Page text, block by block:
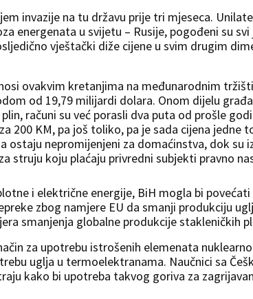
invazije na tu državu prije tri mjeseca.
energenata u svijetu – Rusije, pogođeni su
vještački diže cijene u svim drugim
ovakvim kretanjima na međunarodnim
od 19,79 milijardi dolara. Onom dijelu
računi su već porasli dva puta od prošle
200 KM, pa još toliko, pa je sada cijena jedne
ostaju nepromijenjeni za domaćinstva, dok su
struju koju plaćaju privredni subjekti pravno
i električne energije, BiH mogla bi povećati
zbog namjere EU da smanji produkciju
smanjenja globalne produkcije stakleničkih
za upotrebu istrošenih elemenata
uglja u termoelektranama. Naučnici sa
kako bi upotreba takvog goriva za